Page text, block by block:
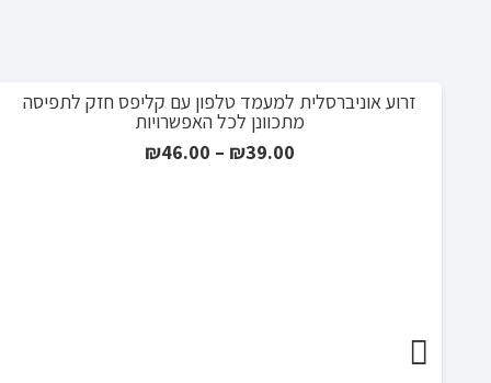
זרוע אוניברסלית למעמד טלפון עם קליפס חזק לתפיסה
מתכוונן לכל האפשרויות
₪39.00
–
₪46.00